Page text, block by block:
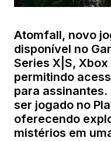
Atomfall, novo
disponível no
Series X|S,
permitindo
para assinantes.
ser jogado no
oferecendo
mistérios em